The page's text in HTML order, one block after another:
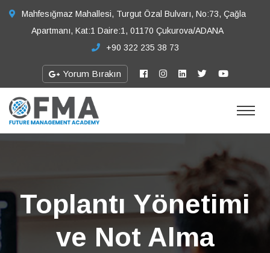
Mahfesığmaz Mahallesi, Turgut Özal Bulvarı, No:73, Çağla
Apartmanı, Kat:1 Daire:1, 01170 Çukurova/ADANA
+90 322 235 38 73
Yorum Bırakın
Toplantı Yönetimi
ve Not Alma